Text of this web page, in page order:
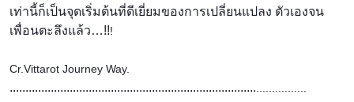
เท่านี้ก็เป็นจุดเริ่มต้นที่ดีเยี่ยมของการเปลี่ยนแปลง ตัวเองจน
เพื่อนตะลึงแล้ว…!!!
Cr.Vittarot Journey Way.
..............................................................................